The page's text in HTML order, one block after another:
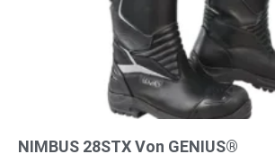
NIMBUS 28STX Von GENIUS®